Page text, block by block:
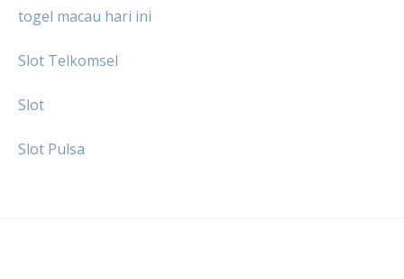
togel macau hari ini
Slot Telkomsel
Slot
Slot Pulsa